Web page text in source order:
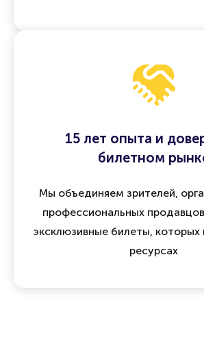
15 лет опыта и
билетном
Мы объединяем зрителей,
профессиональных
эксклюзивные билеты, которых
ресурсах